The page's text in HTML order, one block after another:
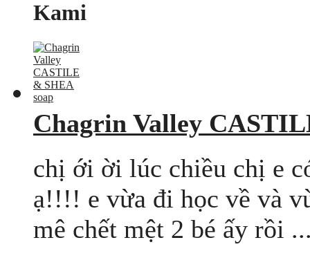
Kami
Chagrin Valley
chị ới ời lúc chiều chị e
ạ!!!! e vừa đi học về và
mê chết mệt 2 bé ấy rồi